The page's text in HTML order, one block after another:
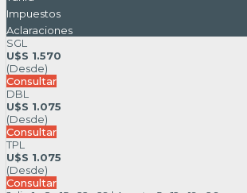
Impuestos
Aclaraciones
SGL
U$S 1.570
(Desde)
Consultar
DBL
U$S 1.075
(Desde)
Consultar
TPL
U$S 1.075
(Desde)
Consultar